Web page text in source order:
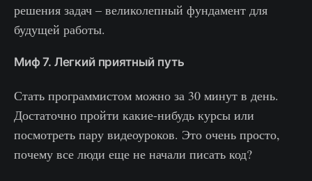
решения задач – великолепный фундамент для
будущей работы.
Миф 7. Легкий приятный путь
Стать программистом можно за 30 минут в день.
Достаточно пройти какие-нибудь курсы или
посмотреть пару видеоуроков. Это очень просто,
почему все люди еще не начали писать код?